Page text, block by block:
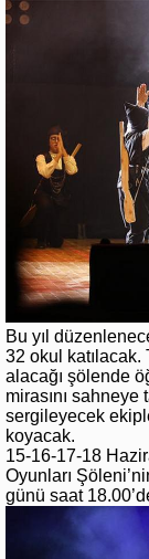
Bu yıl
32 okul
alacağı şölende
mirasını sahneye
sergileyecek
koyacak.
15-16-17-18
Oyunları
günü saat